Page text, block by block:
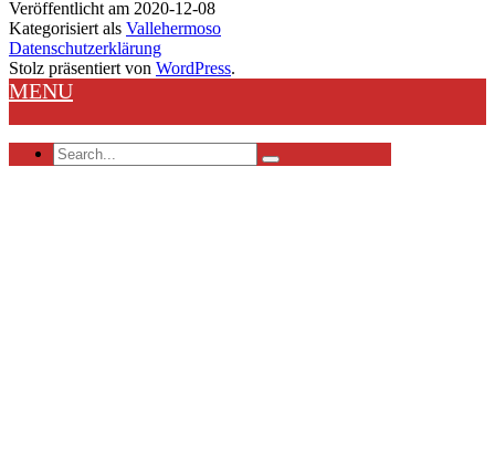
Veröffentlicht am 2020-12-08
Kategorisiert als Vallehermoso
Datenschutzerklärung
Stolz präsentiert von WordPress.
MENU
Search